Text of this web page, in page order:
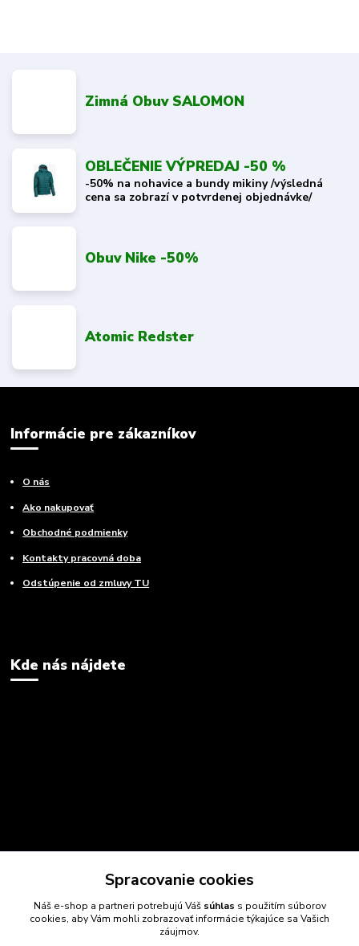
Zimná Obuv SALOMON
OBLEČENIE VÝPREDAJ -50 %
-50% na nohavice a bundy mikiny /výsledná
cena sa zobrazí v potvrdenej objednávke/
Obuv Nike -50%
Atomic Redster
Informácie pre zákazníkov
O nás
Ako nakupovať
Obchodné podmienky
Kontakty pracovná doba
Odstúpenie od zmluvy TU
Kde nás nájdete
Spracovanie cookies
Náš e-shop a partneri potrebujú Váš súhlas s použitím súborov
cookies, aby Vám mohli zobrazovať informácie týkajúce sa Vašich
záujmov.